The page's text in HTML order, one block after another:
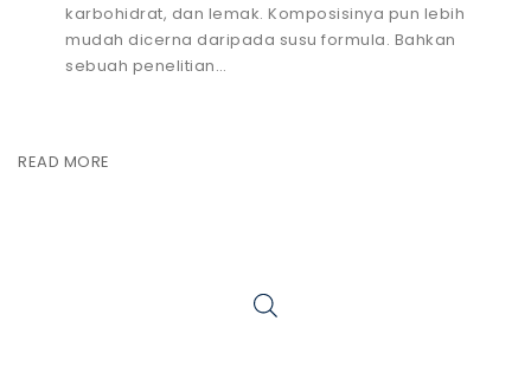
karbohidrat, dan lemak. Komposisinya pun lebih
mudah dicerna daripada susu formula. Bahkan
sebuah penelitian…
READ MORE